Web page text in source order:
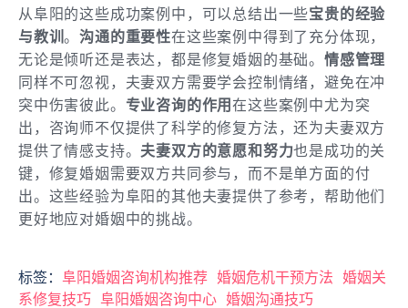
从阜阳的这些成功案例中，可以总结出一些宝贵的经验
与教训。沟通的重要性在这些案例中得到了充分体现，
无论是倾听还是表达，都是修复婚姻的基础。 情感管理
同样不可忽视，夫妻双方需要学会控制情绪，避免在冲
突中伤害彼此。 专业咨询的作用在这些案例中尤为突
出，咨询师不仅提供了科学的修复方法，还为夫妻双方
提供了情感支持。 夫妻双方的意愿和努力也是成功的关
键，修复婚姻需要双方共同参与，而不是单方面的付
出。这些经验为阜阳的其他夫妻提供了参考，帮助他们
更好地应对婚姻中的挑战。
标签： 阜阳婚姻咨询机构推荐 婚姻危机干预方法
婚姻关
系修复技巧
阜阳婚姻咨询中心 婚姻沟通技巧